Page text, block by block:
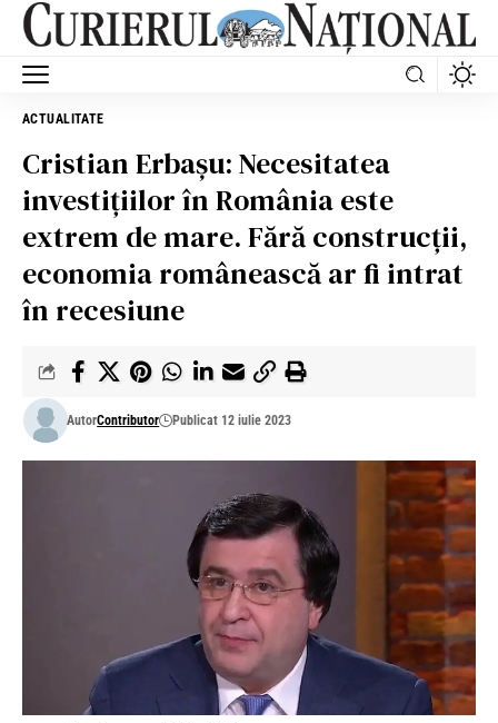
ACTUALITATE
Cristian Erbașu: Necesitatea
investițiilor în România este
extrem de mare. Fără construcții,
economia românească ar fi intrat
în recesiune
AutorContributor Publicat 12 iulie 2023